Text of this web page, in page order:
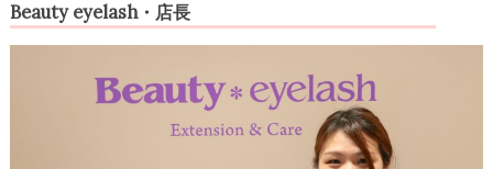
Beauty eyelash・店長